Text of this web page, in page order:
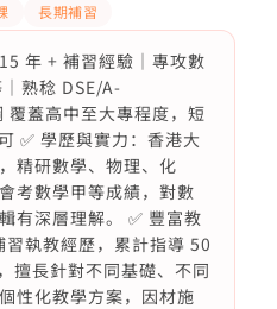
長期補習
年 + 補習經驗｜專攻數
熟稔 DSE/A-
蓋高中至大專程度，短
✅ 學歷與實力：香港大
精研數學、物理、化
考數學甲等成績，對數
有深層理解。 ✅ 豐富教
執教經歷，累計指導 50
擅長針對不同基礎、不同
性化教學方案，因材施